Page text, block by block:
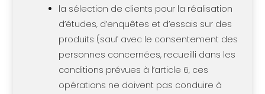
la sélection de clients pour la réalisation
d’études, d’enquêtes et d’essais sur des
produits (sauf avec le consentement des
personnes concernées, recueilli dans les
conditions prévues à l’article 6, ces
opérations ne doivent pas conduire à